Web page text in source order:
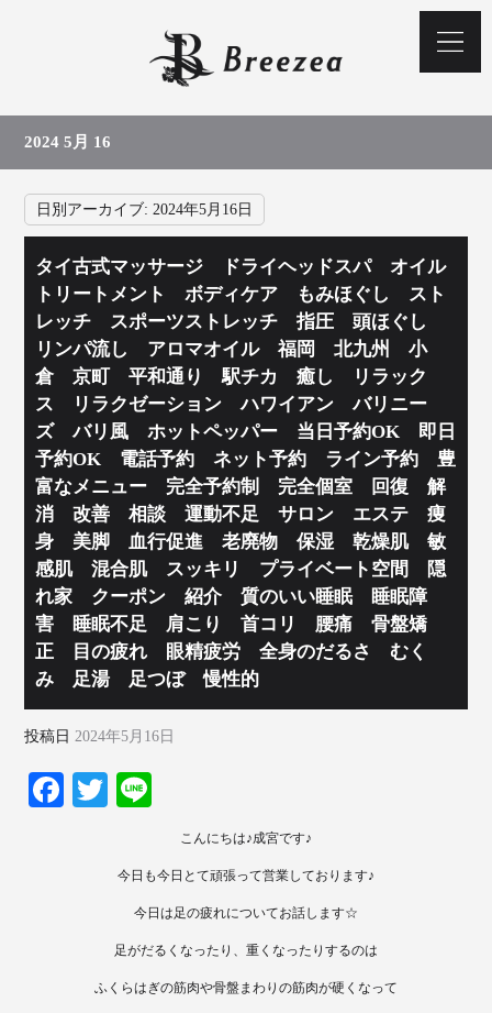
2024 5月 16
日別アーカイブ:2024年5月16日
タイ古式マッサージ ドライヘッドスパ オイル
トリートメント ボディケア もみほぐし スト
レッチ スポーツストレッチ 指圧 頭ほぐし
リンパ流し アロマオイル 福岡 北九州 小
倉 京町 平和通り 駅チカ 癒し リラック
ス リラクゼーション ハワイアン バリニー
ズ バリ風 ホットペッパー 当日予約OK 即日
予約OK 電話予約 ネット予約 ライン予約 豊
富なメニュー 完全予約制 完全個室 回復 解
消 改善 相談 運動不足 サロン エステ 痩
身 美脚 血行促進 老廃物 保湿 乾燥肌 敏
感肌 混合肌 スッキリ プライベート空間 隠
れ家 クーポン 紹介 質のいい睡眠 睡眠障
害 睡眠不足 肩こり 首コリ 腰痛 骨盤矯
正 目の疲れ 眼精疲労 全身のだるさ むく
み 足湯 足つぼ 慢性的
投稿日 2024年5月16日
Fa T
tte
neこんにちは♪成宮です♪
今日も今日とて頑張って営業しております♪
今日は足の疲れについてお話します☆
足がだるくなったり、重くなったりするのは
ふくらはぎの筋肉や骨盤まわりの筋肉が硬くなって